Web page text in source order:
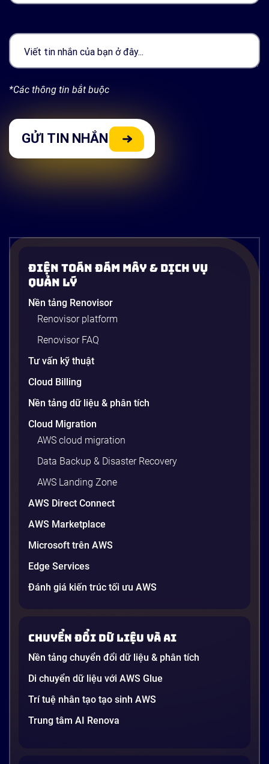
*Các thông tin bắt buộc
Điện Toán Đám Mây & Dịch Vụ
Quản Lý
Nền tảng Renovisor
Renovisor platform
Renovisor FAQ
Tư vấn kỹ thuật
Cloud Billing
Nền tảng dữ liệu & phân tích
Cloud Migration
AWS cloud migration
Data Backup & Disaster Recovery
AWS Landing Zone
AWS Direct Connect
AWS Marketplace
Microsoft trên AWS
Edge Services
Đánh giá kiến trúc tối ưu AWS
Chuyển đổi dữ liệu và AI
Nền tảng chuyển đổi dữ liệu & phân tích
Di chuyển dữ liệu với AWS Glue
Trí tuệ nhân tạo tạo sinh AWS
Trung tâm AI Renova